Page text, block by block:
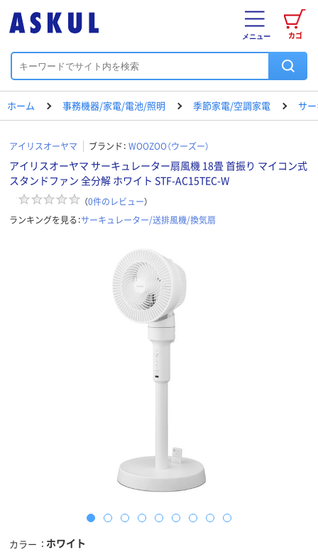
カゴ
メニュー
ホーム 事務機器/家電/電池/照明 季節家電/空調家電 サ
アイリスオーヤマ ブランド： WOOZOO（ウーズー）
アイリスオーヤマ サーキュレーター扇風機 18畳 首振り マイコン式
スタンドファン 全分解 ホワイト STF-AC15TEC-W
（0件のレビュー）
ランキングを見る：サーキュレーター/送排風機/換気扇
カラー ホワイト